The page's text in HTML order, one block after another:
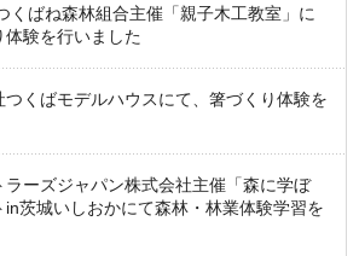
くばね森林組合主催「親子木工教室」に
体験を行いました
くばモデルハウスにて、箸づくり体験を
ラーズジャパン株式会社主催「森に学ぼ
in茨城いしおかにて森林・林業体験学習を